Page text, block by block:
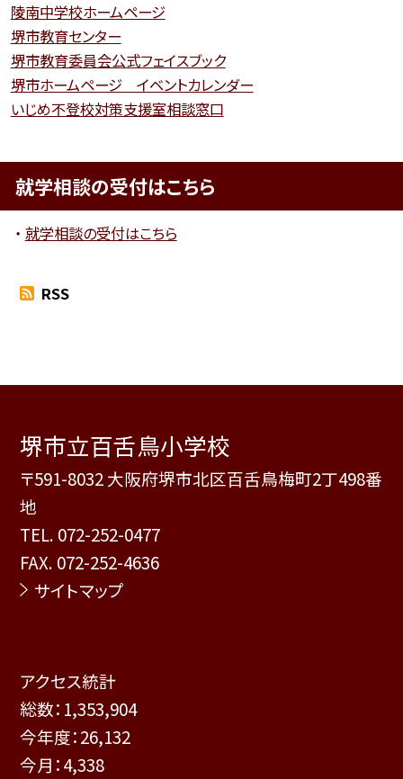
陵南中学校ホームページ
堺市教育センター
堺市教育委員会公式フェイスブック
堺市ホームページ イベントカレンダー
いじめ不登校対策支援室相談窓口
就学相談の受付はこちら
就学相談の受付はこちら
RSS
堺市立百舌鳥小学校
〒591-8032 大阪府堺市北区百舌鳥梅町2丁498番
地
TEL. 072-252-0477
FAX. 072-252-4636
サイトマップ
アクセス統計
総数： 1,353,904
今年度：26,132
今月：4,338